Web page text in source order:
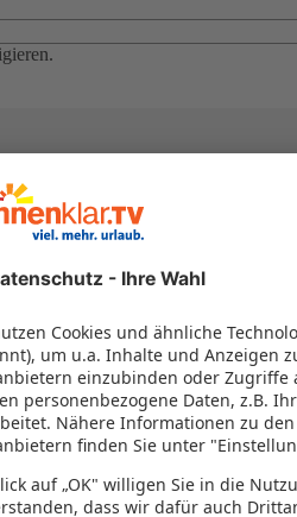
in einem Paket kombiniert